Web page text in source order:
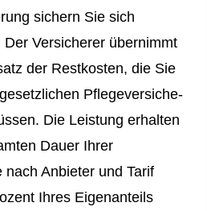
sichern Sie sich
Versicherer übernimmt
der Restkosten, die Sie
Pflege­ver­si­che­
Die Leistung erhalten
Dauer Ihrer
Anbieter und Tarif
Ihres Eigenanteils